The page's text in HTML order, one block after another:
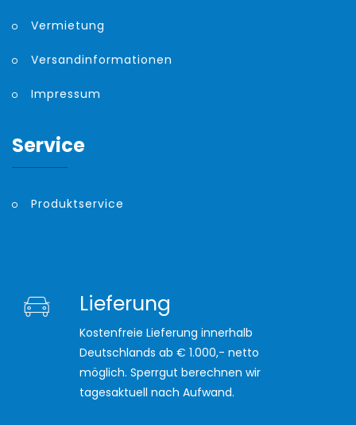
Vermietung
Versandinformationen
Impressum
Service
Produktservice
Lieferung
Kostenfreie Lieferung innerhalb
Deutschlands ab € 1.000,- netto
möglich. Sperrgut berechnen wir
tagesaktuell nach Aufwand.